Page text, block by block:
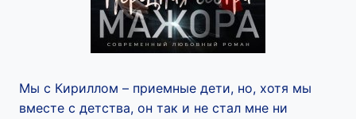
Мы с Кириллом – приемные дети, но, хотя мы
вместе с детства, он так и не стал мне ни